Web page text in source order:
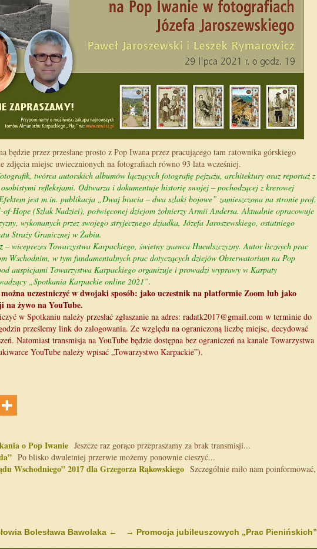
będzie przez przesłane prosto z Pop Iwana przez pracującego tam ratownika górskiego
zdjęcia miejsc uwiecznionych na fotografiach równo 93 lata wcześniej.
twórca autorskich albumów łączących fotografię pejzażu, architektury oraz reportaż z
refleksjami. Odtwarza i dokumentuje historię swojej – pochodzącej z kresowej
jest m.in. publikacja „Dwaj bracia – dwa szlaki bojowe” zamieszczona na stronie prof.
Hope (Szlak Nadziei), poświęconej dziejom żołnierzy Armii Andersa. Aktualnie opracowuje
wykonanych przez swojego stryjecznego dziadka, Józefa Jaroszewskiego, ostatniego
Straży Granicznej w Żabiu.
– wiceprezes Towarzystwa Karpackiego, świetny znawca Huculszczyzny. Autor licznych prac
Wschodnim, w tym fundamentalnych prac dotyczących dziejów Obserwatorium na Pop
auspicjami Towarzystwa Karpackiego organizuje i prowadzi wyprawy w Karpaty
„Spotkania Karpackie online 2021”.
uczestniczyć w dwojaki sposób: jako uczestnik na platformie Zoom lub jako
na żywo na YouTube.
w Spotkaniu należy przesłać zgłaszanie na adres: radatk2017@gmail.com w terminie do
prześlemy link do zalogowania. Ze względu na ograniczoną liczbę miejsc, decydować
Natomiast transmisja na YouTube będzie dostępna bez ograniczeń na kanale Towarzystwa
YouTube należy wpisać „Towarzystwo Karpackie”).
o Pop Iwanie Jeszcze raz gorąco przepraszamy za brak transmisji...
Po blisko dwuletniej przerwie możemy ponownie cieszyć...
Wschodniego” 2017 dla Grzegorza Rąkowskiego Szczególnie miło nam poinformować,
→ Promocja jubileuszowych „Prac Pienińskich”
Bolesława Bawolaka ←